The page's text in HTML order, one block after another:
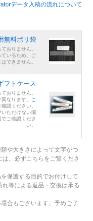
データ入稿の流れについて
無料ポリ袋
おりません。
いるため、ご
できません。
フトケース
おりません。
なります。 こ
認ください。
ただけない場
ご確認くださ
い。
や大きさによって文字がつ
、必ずこちらをご覧くださ
保護する目的でお付けして
等による返品・交換は承る
合もございます。予めご了